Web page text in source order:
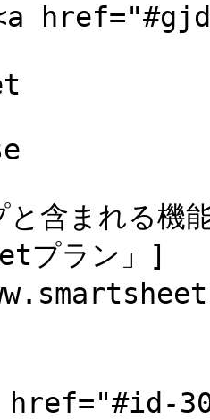
含まれる機
プラン」]